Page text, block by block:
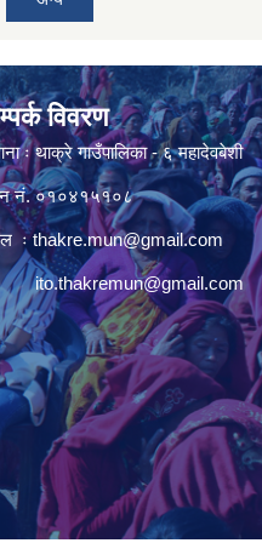
विवरण
ः थाक्रे गाउँपालिका - ६ महादेवबेशी
नं. ०१०४१५१०८
ःthakre.mun@gmail.com
ito.thakremun@gmail.com